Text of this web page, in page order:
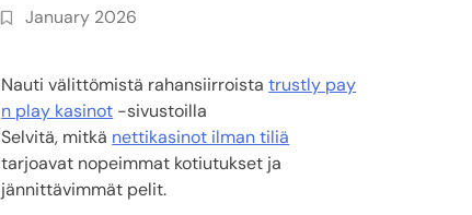
January 2026
Nauti välittömistä rahansiirroistatrustly pay
n play kasinot -sivustoilla
Selvitä, mitkä nettikasinot ilman tiliä
tarjoavat nopeimmat kotiutukset ja
jännittävimmät pelit.